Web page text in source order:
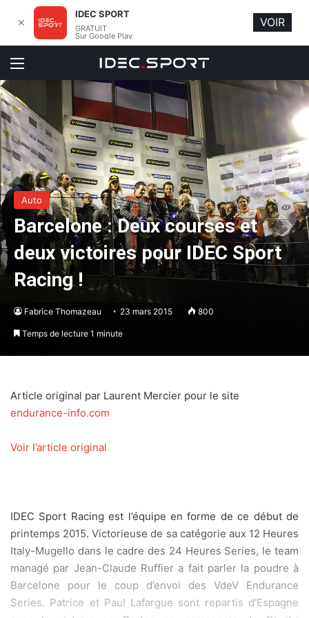
Menu
Auto
Barcelone : Deux courses et
deux victoires pour IDEC Sport
Racing !
Fabrice Thomazeau 23 mars 2015 800
Temps de lecture 1 minute
Article original par Laurent Mercier pour le site
endurance-info.com
Voir l’article original
IDEC Sport Racing est l’équipe en forme de ce début de
printemps 2015. Victorieuse de sa catégorie aux 12 Heures
Italy-Mugello dans le cadre des 24 Heures Series, le team
managé par Jean-Claude Ruffier a fait parler la poudre à
Barcelone pour le coup d’envoi des VdeV Endurance
Series. Patrice et Paul Lafargue sont repartis d’Espagne
✕
IDEC SPORT
GRATUIT
Sur Google Play
VOIR